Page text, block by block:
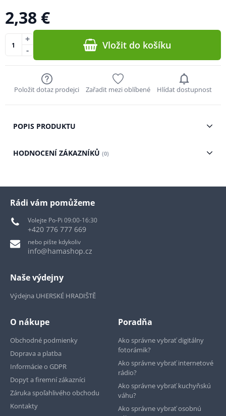
2,38 €
-
+ Vložit do košíku
Položit dotaz prodejci Zařadit mezi oblíbené Hlídat dostupnost
POPIS PRODUKTU
HODNOCENÍ ZÁKAZNÍKŮ (0)
Rádi vám pomůžeme
Volejte Po-Pi 09:00-16:30
+420 776 777 669
nebo pište kdykoliv
info@hamashop.cz
Naše výdejny
Výdejna UHERSKÉ HRADIŠTĚ
O nákupe
Obchodné podmienky
Doprava a platba
Informácie o GDPR
Dopyt a firemní zákazníci
Záruka spoľahlivého obchodu
Kontakty
Poradňa
Ako správne vybrať digitálny
fotorámik?
Ako správne vybrať internetové
rádio?
Ako správne vybrať kuchyňskú
váhu?
Ako správne vybrať osobnú